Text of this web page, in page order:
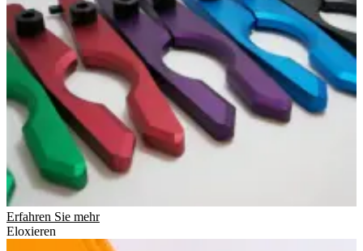
Erfahren Sie mehr
Eloxieren